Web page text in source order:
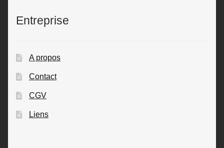
Entreprise
A propos
Contact
CGV
Liens